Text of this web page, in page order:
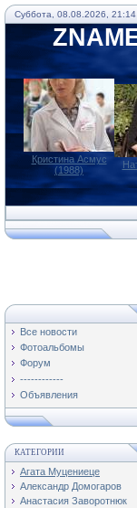
Суббота, 08.08.2026, 21:14
Кристина Асмус
(1988)
Все новости
Фотоальбомы
Форум
------------
Объявления
КАТЕГОРИИ
Агата Муцениеце
Александр Домогаров
Анастасия Заворотнюк